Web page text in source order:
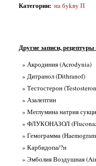
Категории: нa бykвy П
Другие записи,
» Акродиния (Acrodynia)
» Дитранол (Dithranof)
» Тестостерон
» Азалептин
» Меглумина натрия
» ФЛУКОНАЗОЛ
» Гемограмма
» Карбидопа/?н
» Эмболия Воздушная